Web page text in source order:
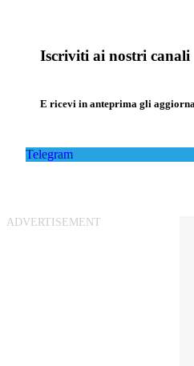
Iscriviti ai nostri canali
E ricevi in anteprima gli
Telegram